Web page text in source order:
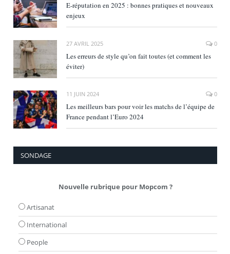
E‑réputation en 2025 : bonnes pratiques et nouveaux
enjeux
27 AVRIL 2025 0
Les erreurs de style qu’on fait toutes (et comment les
éviter)
11 JUIN 2024 0
Les meilleurs bars pour voir les matchs de l’équipe de
France pendant l’Euro 2024
SONDAGE
Nouvelle rubrique pour Mopcom ?
Artisanat
International
People